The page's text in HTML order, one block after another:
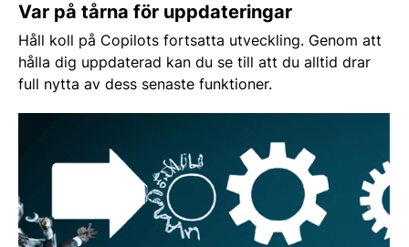
Var på tårna för uppdateringar
Håll koll på Copilots fortsatta utveckling. Genom att
hålla dig uppdaterad kan du se till att du alltid drar
full nytta av dess senaste funktioner.